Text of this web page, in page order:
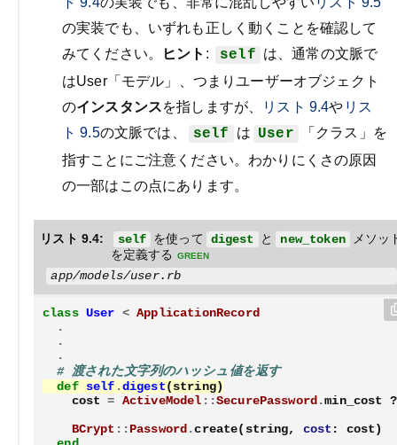
の実装でも、いずれも正しく動くことを確認して
みてください。
ヒント : self は、通常の文脈で
はUser「モデル」、つまりユーザーオブジェクト
のインスタンスを指しますが、 リスト 9.4や リス
ト9.5の文脈では、 self は User
「クラス」を
指すことにご注意ください。わかりにくさの原因
の一部はこの点にあります。
リスト 9.4: self を使って digest と new_token
メソッ
を定義する green
app/models/user.rb
class User < ApplicationRecord
.
.
.
# 渡された文字列のハッシュ値を返す
def self .digest(string)
cost = ActiveModel ::SecurePassword .min_cost
?
BCrypt ::Password .create( string, cost : cost)